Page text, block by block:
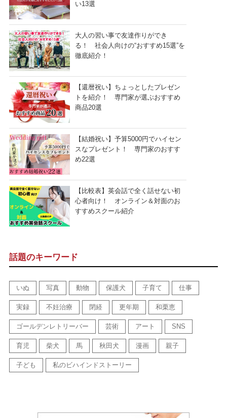
い13選
大人の習い事で友達作りができ
る！ 社会人向けの“おすすめ15選”を
徹底紹介！
【還暦祝い】ちょっとしたプレゼン
トを紹介！ 専門家が選ぶおすすめ
商品20選
【結婚祝い】予算5000円でハイセン
スなプレゼント！ 専門家のおすす
め22選
【比較表】英会話で全く話せない初
心者向け！ オンライン＆対面のお
すすめスクール紹介
話題のキーワード
いぬ 写真 動物 保護犬 子育て 仕事
実録 不妊治療 閉経 更年期 和栗恵
ゴールデンレトリーバー 芸術 アート SNS
育児 柴犬 馬 秋田犬 漫画 親子
子ども 私のビハインドストーリー